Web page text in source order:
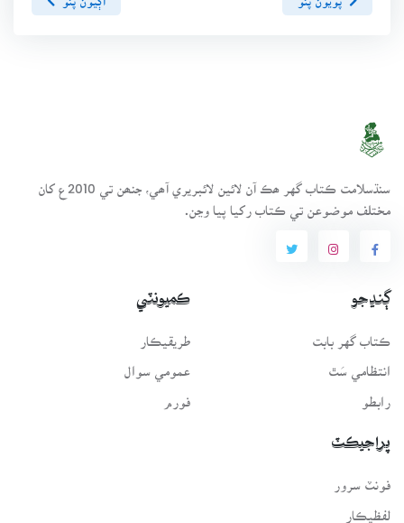
سنڌسلامت ڪتاب گهر ھڪ آن لائين لائبريري آھي، جنھن تي 2010ع کان
مختلف موضوعن تي ڪتاب رکيا پيا وڃن.
ڳنڍجو
ڪتاب گهر بابت
انتظامي سَٿ
رابطو
ڪميونٽي
طريقيڪار
عمومي سوال
فورم
پراجيڪٽ
فونٽ سرور
لفظيڪار